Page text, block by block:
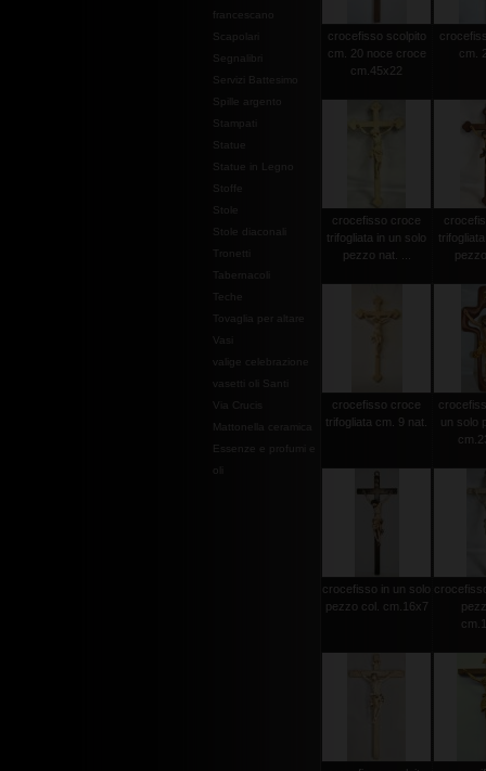
francescano
Scapolari
Segnalibri
Servizi Battesimo
Spille argento
Stampati
Statue
Statue in Legno
Stoffe
Stole
Stole diaconali
Tabernacoli
valige celebrazione
Mattonella ceramica
Essenze e profumi e
crocefisso scolpito
cm. 20 noce croce
cm.45x22
cm.
crocefisso croce
trifogliata in un solo
pezzo nat. ...
crocefisso croce
trifogliata cm. 9 nat.
un solo
crocefisso in un solo
pezzo col. cm.16x7